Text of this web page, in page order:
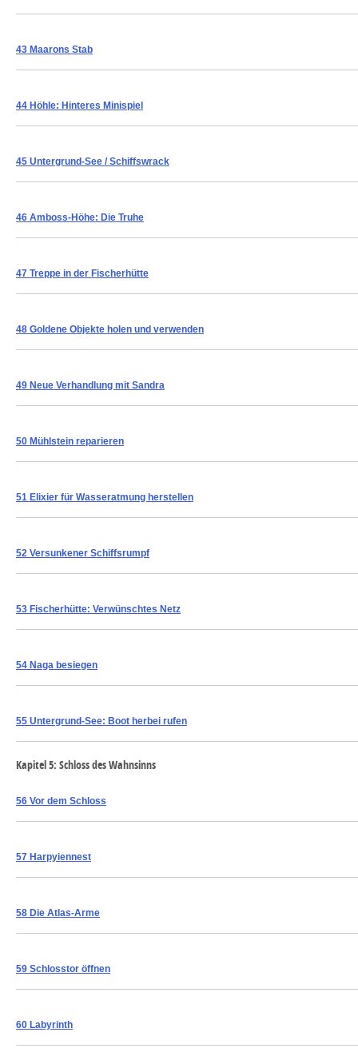
43 Maarons Stab
44 Höhle: Hinteres Minispiel
45 Untergrund-See / Schiffswrack
46 Amboss-Höhe: Die Truhe
47 Treppe in der Fischerhütte
48 Goldene Objekte holen und verwenden
49 Neue Verhandlung mit Sandra
50 Mühlstein reparieren
51 Elixier für Wasseratmung herstellen
52 Versunkener Schiffsrumpf
53 Fischerhütte: Verwünschtes Netz
54 Naga besiegen
55 Untergrund-See: Boot herbei rufen
Kapitel 5: Schloss des Wahnsinns
56 Vor dem Schloss
57 Harpyiennest
58 Die Atlas-Arme
59 Schlosstor öffnen
60 Labyrinth